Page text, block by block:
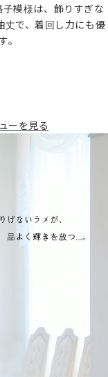
模様は、飾りすぎな
丈で、着回し力にも優
。
ーを見る